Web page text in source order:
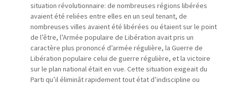
situation révolutionnaire: de nombreuses régions libérées
avaient été reliées entre elles en un seul tenant, de
nombreuses villes avaient été libérées ou étaient sur le point
de l’être, l’Armée populaire de Libération avait pris un
caractère plus prononcé d’armée régulière, la Guerre de
Libération populaire celui de guerre régulière, et la victoire
sur le plan national était en vue. Cette situation exigeait du
Parti qu’il éliminât rapidement tout état d’indiscipline ou